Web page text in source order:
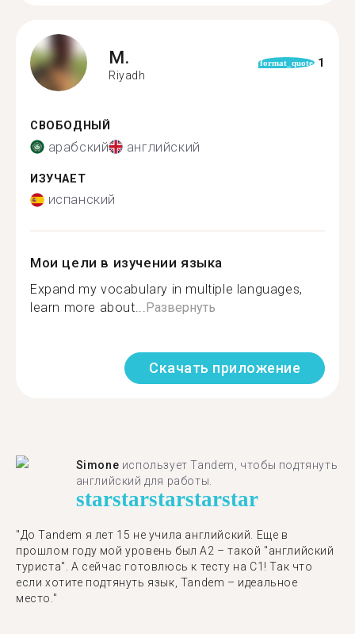
M.
Riyadh
format_quote 1
СВОБОДНЫЙ
арабский английский
ИЗУЧАЕТ
испанский
Мои цели в изучении языка
Expand my vocabulary in multiple languages,
learn more about...Развернуть
Скачать приложение
Simone использует Tandem, чтобы подтянуть
английский для работы.
starstarstarstarstar
"До Tandem я лет 15 не учила английский. Еще в
прошлом году мой уровень был A2 – такой "английский
туриста". А сейчас готовлюсь к тесту на C1! Так что
если хотите подтянуть язык, Tandem – идеальное
место."